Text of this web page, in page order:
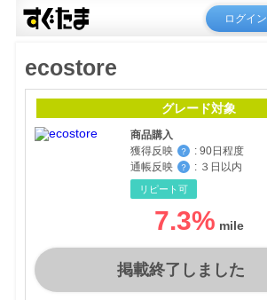
ログイン
ecostore
グレード対象
商品購入
獲得反映
？ : 90日程度
通帳反映
？ : ３日以内
リピート可
7.3%
掲載終了しました